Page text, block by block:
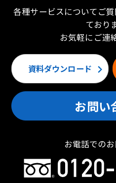
各種サービスについてご
ており
お気軽にご連
資料ダウンロード
お問い
お電話での